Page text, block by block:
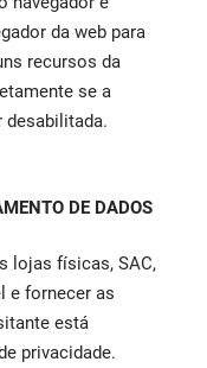
da web para
recursos da
se a
desabilitada.
DE DADOS
lojas físicas, SAC,
e fornecer as
está
privacidade.